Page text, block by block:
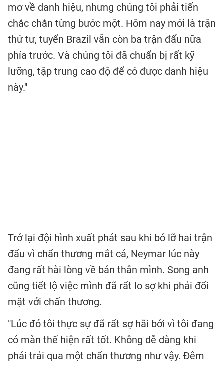
mơ về danh hiệu, nhưng chúng tôi phải tiến
chắc chắn từng bước một. Hôm nay mới là trận
thứ tư, tuyển Brazil vẫn còn ba trận đấu nữa
phía trước. Và chúng tôi đã chuẩn bị rất kỹ
lưỡng, tập trung cao độ để có được danh hiệu
này."
Trở lại đội hình xuất phát sau khi bỏ lỡ hai trận
đấu vì chấn thương mắt cá, Neymar lúc này
đang rất hài lòng về bản thân mình. Song anh
cũng tiết lộ việc mình đã rất lo sợ khi phải đối
mặt với chấn thương.
"Lúc đó tôi thực sự đã rất sợ hãi bởi vì tôi đang
có màn thể hiện rất tốt. Không dễ dàng khi
phải trải qua một chấn thương như vậy. Đêm